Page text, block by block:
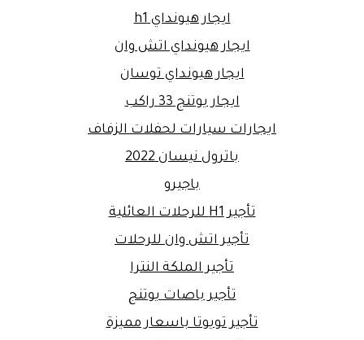
ايجار هيونداي h1
ايجار هيونداي اتش وان
ايجار هيونداي توسان
ايجار يوتنج 33 راكب
ايجارات سيارات لحفلات الزفاف
باترول نيسان 2022
باجيرو
تأجير H1 للرحلات العائلية
تأجير اتش وان للرحلات
تأجير الملكة النترا
تأجير باصات يوتنج
تأجير تويوتا باسعار مميزة